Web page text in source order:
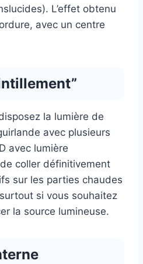
L’effet obtenu
avec un centre
la lumière de
avec plusieurs
avec lumière
coller définitivement
sur les parties chaudes
si vous souhaitez
la source lumineuse.